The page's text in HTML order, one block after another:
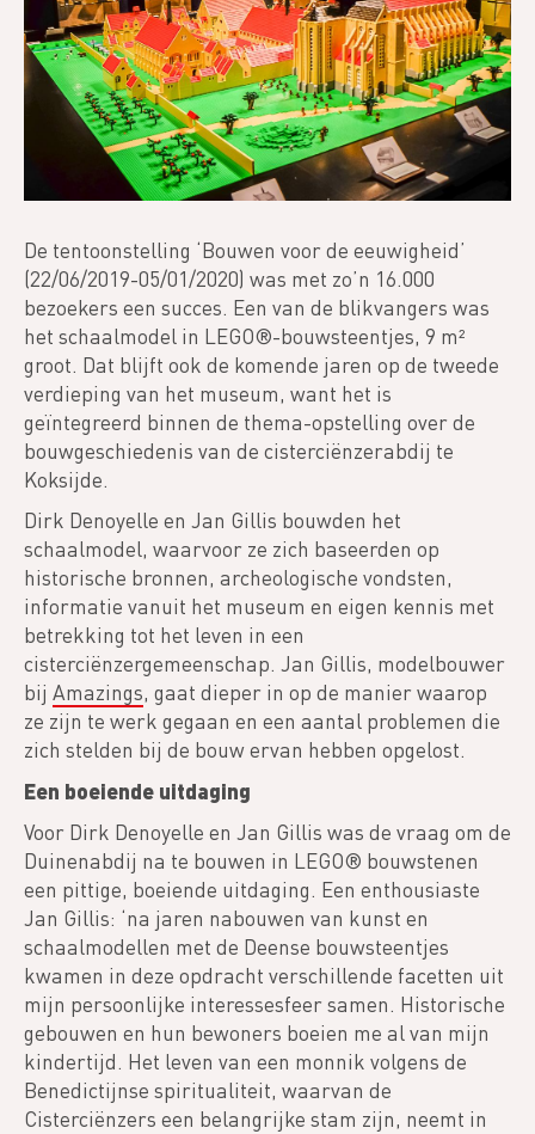
De tentoonstelling ‘Bouwen voor de eeuwigheid’
(22/06/2019-05/01/2020) was met zo’n 16.000
bezoekers een succes. Een van de blikvangers was
het schaalmodel in LEGO®-bouwsteentjes, 9 m²
groot. Dat blijft ook de komende jaren op de tweede
verdieping van het museum, want het is
geïntegreerd binnen de thema-opstelling over de
bouwgeschiedenis van de cisterciënzerabdij te
Koksijde.
Dirk Denoyelle en Jan Gillis bouwden het
schaalmodel, waarvoor ze zich baseerden op
historische bronnen, archeologische vondsten,
informatie vanuit het museum en eigen kennis met
betrekking tot het leven in een
cisterciënzergemeenschap. Jan Gillis, modelbouwer
bij Amazings, gaat dieper in op de manier waarop
ze zijn te werk gegaan en een aantal problemen die
zich stelden bij de bouw ervan hebben opgelost.
Een boeiende uitdaging
Voor Dirk Denoyelle en Jan Gillis was de vraag om de
Duinenabdij na te bouwen in LEGO® bouwstenen
een pittige, boeiende uitdaging. Een enthousiaste
Jan Gillis: ‘na jaren nabouwen van kunst en
schaalmodellen met de Deense bouwsteentjes
kwamen in deze opdracht verschillende facetten uit
mijn persoonlijke interessesfeer samen. Historische
gebouwen en hun bewoners boeien me al van mijn
kindertijd. Het leven van een monnik volgens de
Benedictijnse spiritualiteit, waarvan de
Cisterciënzers een belangrijke stam zijn, neemt in